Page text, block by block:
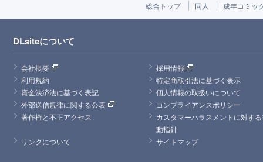
総合トップ 同人 成年コミッ
DLsiteについて
会社概要
採用情報
利用規約
特定商取引法に基づく表示
資金決済法に基づく表記
個人情報の取扱いについて
外部送信規律に関する公表
コンプライアンスポリシー
著作権と不正アクセス
カスタマーハラスメントに対す
動指針
リンクについて
サイトマップ